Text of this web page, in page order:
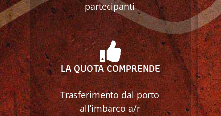
partecipanti
LA QUOTA COMPRENDE
Trasferimento dal porto
all’imbarco a/r